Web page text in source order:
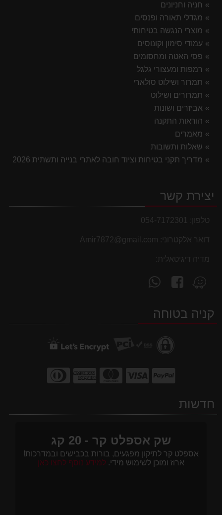
חניה וחניונים
מגדלי תאורה ופנסים
מוצרי הנגשה בטיחותי
עמודי סימון וקונוסים
פסי האטה ומחסומים
רמפות ומעצורי גלגל
תמרור ושילוט סולארי
תמרורים ושילוט
אביזרים ושונות
הוראות התקנה
מאמרים
שאלות ותשובות
מדריך תקני בטיחות וציוד חובה לאתרי בנייה ותשתית 2026
יצירת קשר
טלפון: 054-7172301
דואר אלקטרוני: Amir7872@gmail.com
מדיה דיגיטאלית:
מצא
אותנו
Waze
עקוב
אחרינו
facebookקניה בטוחה
חדשות
שק אספלט קר - 20 קג
אספלט קר לתיקון מפגעים, בורות בכבישים ובמדרכות!
ארוז ומוכן לשימוש מידי. למידע נוסף לחצו כאן